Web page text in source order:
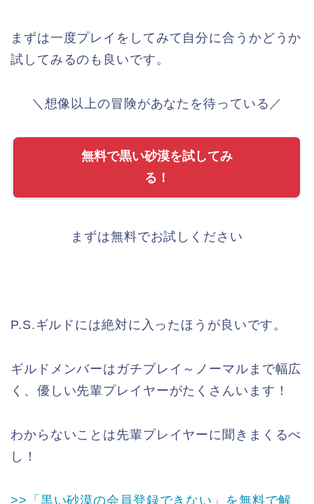
まずは一度プレイをしてみて自分に合うかどうか
試してみるのも良いです。
＼想像以上の冒険があなたを待っている／
無料で黒い砂漠を試してみ
る！
まずは無料でお試しください
P.S.ギルドには絶対に入ったほうが良いです。
ギルドメンバーはガチプレイ～ノーマルまで幅広
く、優しい先輩プレイヤーがたくさんいます！
わからないことは先輩プレイヤーに聞きまくるべ
し！
>>「黒い砂漠の会員登録できない」を無料で解